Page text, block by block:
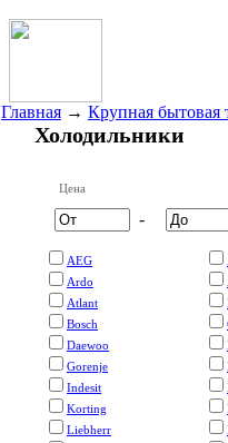
Главная → Крупная бытовая
Холодильники
Цена
-
AEG
Ardo
Atlant
Bosch
Daewoo
Gorenje
Indesit
Korting
Liebherr